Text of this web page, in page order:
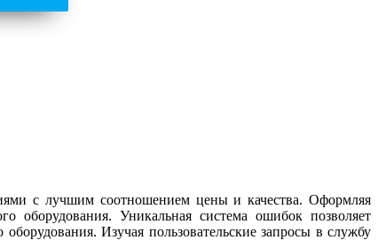
с лучшим соотношением цены и качества. Оформляя
оборудования. Уникальная система ошибок позволяет
Изучая пользовательские запросы в службу